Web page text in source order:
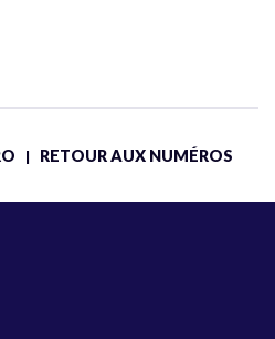
| RETOUR AUX NUMÉROS